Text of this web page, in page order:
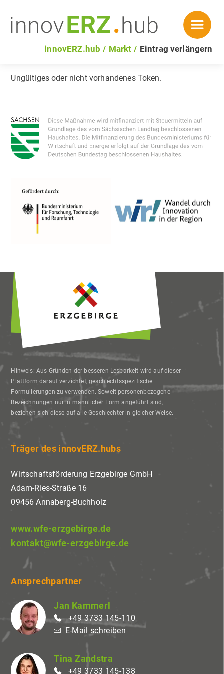
innovERZ.hub Markt Eintrag verlängern
Ungültiges oder nicht vorhandenes Token.
Hinweis: Aus Gründen der besseren Lesbarkeit wird auf dieser
Plattform darauf verzichtet, geschlechtsspezifische
Formulierungen zu verwenden. Soweit personenbezogene
Bezeichnungen nur in männlicher Form angeführt sind,
beziehen sich diese auf alle Geschlechter in gleicher Weise.
Träger des innovERZ.hubs
Wirtschaftsförderung Erzgebirge GmbH
Adam-Ries-Straße 16
09456 Annaberg-Buchholz
www.wfe-erzgebirge.de
kontakt@wfe-erzgebirge.de
Ansprechpartner
Jan Kammerl
+49 3733 145-110
E-Mail schreiben
Tina Zandstra
+49 3733 145-138
Liebe Besucher,
Diese Seite nutzt Website Tracking-
Technologien von Dritten, um ihre
Dienste anzubieten, stetig zu verbessern
und Werbung entsprechend der
Interessen der Nutzer anzuzeigen. Ich bin
damit einverstanden und kann meine
Einwilligung jederzeit mit Wirkung für die